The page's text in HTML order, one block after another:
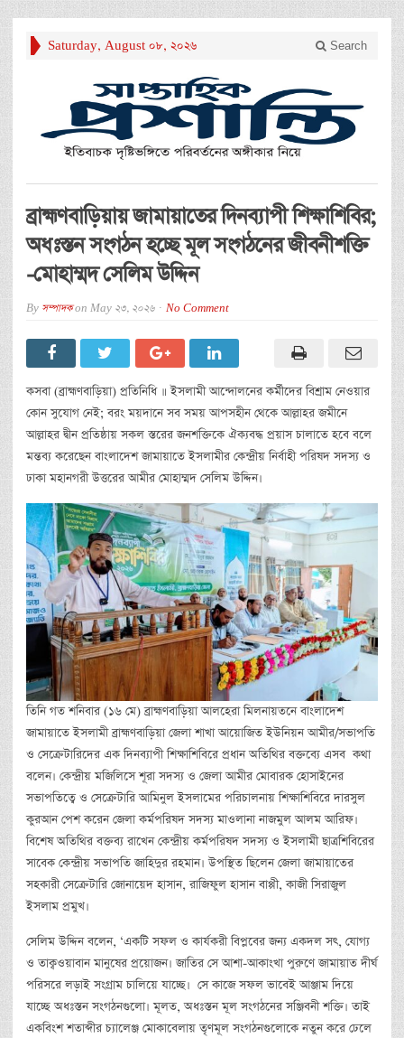
Saturday, August 08, 2026 Search
ব্রাহ্মণবাড়িয়ায় জামায়াতের দিনব্যাপী শিক্ষাশিবির;
অধঃস্তন সংগঠন হচ্ছে মূল সংগঠনের জীবনীশক্তি
-মোহাম্মদ সেলিম উদ্দিন
By সম্পাদকon May 23, 2026 No Comment
কসবা (ব্রাহ্মণবাড়িয়া) প্রতিনিধি ॥ ইসলামী আন্দোলনের কর্মীদের বিশ্রাম নেওয়ার
কোন সুযোগ নেই; বরং ময়দানে সব সময় আপসহীন থেকে আল্লাহর জমীনে
আল্লাহর দ্বীন প্রতিষ্ঠায় সকল স্তরের জনশক্তিকে ঐক্যবদ্ধ প্রয়াস চালাতে হবে বলে
মন্তব্য করেছেন বাংলাদেশ জামায়াতে ইসলামীর কেন্দ্রীয় নির্বাহী পরিষদ সদস্য ও
ঢাকা মহানগরী উত্তরের আমীর মোহাম্মদ সেলিম উদ্দিন।
তিনি গত শনিবার (১৬ মে) ব্রাহ্মণবাড়িয়া আলহেরা মিলনায়তনে বাংলাদেশ
জামায়াতে ইসলামী ব্রাহ্মণবাড়িয়া জেলা শাখা আয়োজিত ইউনিয়ন আমীর/সভাপতি
ও সেক্রেটারিদের এক দিনব্যাপী শিক্ষাশিবিরে প্রধান অতিথির বক্তব্যে এসব কথা
বলেন। কেন্দ্রীয় মজিলিসে শূরা সদস্য ও জেলা আমীর মোবারক হোসাইনের
সভাপতিত্বে ও সেক্রেটারি আমিনুল ইসলামের পরিচালনায় শিক্ষাশিবিরে দারসুল
কুরআন পেশ করেন জেলা কর্মপরিষদ সদস্য মাওলানা নাজমুল আলম আরিফ।
বিশেষ অতিথির বক্তব্য রাখেন কেন্দ্রীয় কর্মপরিষদ সদস্য ও ইসলামী ছাত্রশিবিরের
সাবেক কেন্দ্রীয় সভাপতি জাহিদুর রহমান। উপস্থিত ছিলেন জেলা জামায়াতের
সহকারী সেক্রেটারি জোনায়েদ হাসান, রাজিফুল হাসান বাপ্পী, কাজী সিরাজুল
ইসলাম প্রমুখ।
সেলিম উদ্দিন বলেন, ‘একটি সফল ও কার্যকরী বিপ্লবের জন্য একদল সৎ, যোগ্য
ও তাক্বওয়াবান মানুষের প্রয়োজন। জাতির সে আশা-আকাংখা পুরুণে জামায়াত দীর্ঘ
পরিসরে লড়াই সংগ্রাম চালিয়ে যাচ্ছে। সে কাজে সফল ভাবেই আঞ্জাম দিয়ে
যাচ্ছে অধঃস্তন সংগঠনগুলো। মূলত, অধঃস্তন মূল সংগঠনের সঞ্জিবনী শক্তি। তাই
একবিংশ শতাব্দীর চ্যালেঞ্জ মোকাবেলায় তৃণমূল সংগঠনগুলোকে নতুন করে ঢেলে